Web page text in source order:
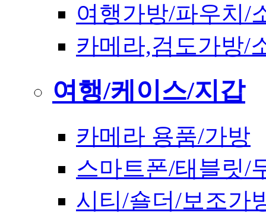
여행가방/파우치/
카메라,검도가방/
여행/케이스/지갑
카메라 용품/가방
스마트폰/태블릿/
시티/숄더/보조가